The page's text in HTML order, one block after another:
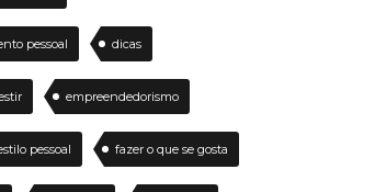
pessoal dicas
empreendedorismo
pessoal fazer o que se gosta